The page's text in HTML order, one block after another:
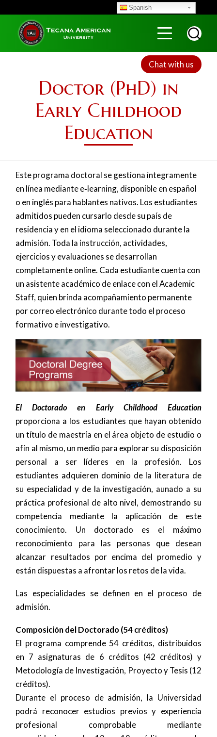
content
Menu
Top
Spanish
Chat with us
Doctor (PhD) in
Early Childhood
Education
Este programa doctoral se gestiona íntegramente
en línea mediante e‑learning, disponible en español
o en inglés para hablantes nativos. Los estudiantes
admitidos pueden cursarlo desde su país de
residencia y en el idioma seleccionado durante la
admisión. Toda la instrucción, actividades,
ejercicios y evaluaciones se desarrollan
completamente online. Cada estudiante cuenta con
un asistente académico de enlace con el Academic
Staff, quien brinda acompañamiento permanente
por correo electrónico durante todo el proceso
formativo e investigativo.
El Doctorado en Early Childhood Education
proporciona a los estudiantes que hayan obtenido
un título de maestría en el área objeto de estudio o
afín al mismo, un medio para explorar su disposición
personal a ser líderes en la profesión. Los
estudiantes adquieren dominio de la literatura de
su especialidad y de la investigación, aunado a su
práctica profesional de alto nivel, demostrando su
competencia mediante la aplicación de este
conocimiento. Un doctorado es el máximo
reconocimiento para las personas que desean
alcanzar resultados por encima del promedio y
están dispuestas a afrontar los retos de la vida.
Las especialidades se definen en el proceso de
admisión.
Composición del Doctorado (54 créditos)
El programa comprende 54 créditos, distribuidos
en 7 asignaturas de 6 créditos (42 créditos) y
Metodología de Investigación, Proyecto y Tesis (12
créditos).
Durante el proceso de admisión, la Universidad
podrá reconocer estudios previos y experiencia
profesional comprobable mediante